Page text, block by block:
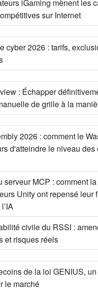
iGaming mènent les
sur Internet
cyber 2026 : tarifs,
: Échapper
de grille à la
2026 : comment le
d'atteindre le niveau des
serveur MCP : comment
Unity ont repensé leur
civile du RSSI :
et risques réels
de la loi GENIUS,
le marché